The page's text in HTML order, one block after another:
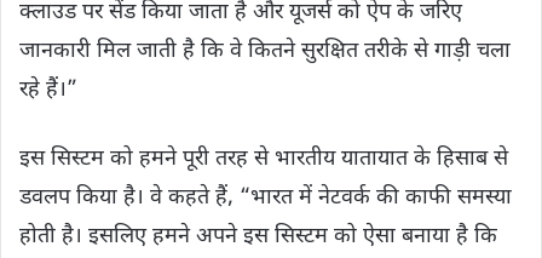
क्लाउड पर सेंड किया जाता है और यूजर्स को ऐप के जरिए
जानकारी मिल जाती है कि वे कितने सुरक्षित तरीके से गाड़ी चला
रहे हैं।”
इस सिस्टम को हमने पूरी तरह से भारतीय यातायात के हिसाब से
डवलप किया है। वे कहते हैं, “भारत में नेटवर्क की काफी समस्या
होती है। इसलिए हमने अपने इस सिस्टम को ऐसा बनाया है कि